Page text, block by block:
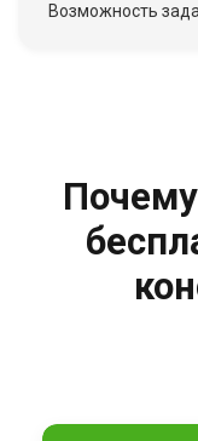
Возможность